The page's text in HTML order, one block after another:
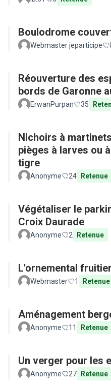
Boulodrome
Webmaster jeparticipe
Réouverture des
bords de Garonne
ErwanPurpan 35
Nichoirs à
pièges à larves ou
tigre
Anonyme 24 Retenue
Végétaliser le
Croix Daurade
Anonyme 2 Retenue
L'ornemental fruitier
Webmaster 1 Retenue
Aménagement
Anonyme 11 Retenue
Un verger pour les
Anonyme 27 Retenue